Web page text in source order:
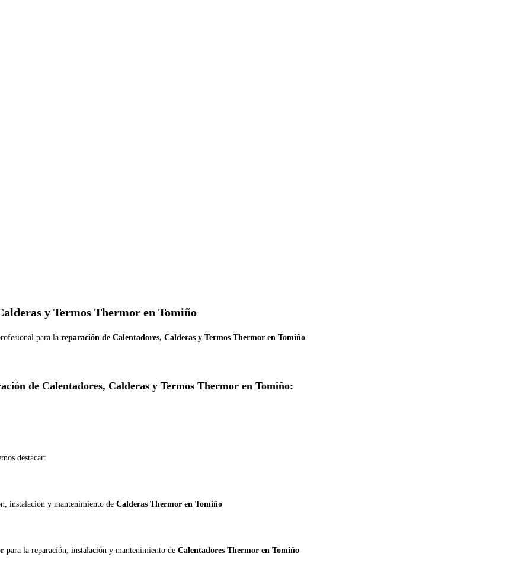
y Termos Thermor en Tomiño
para la reparación de Calentadores, Calderas y Termos Thermor en Tomiño.
de Calentadores, Calderas y Termos Thermor en Tomiño:
destacar:
instalación y mantenimiento de Calderas Thermor en Tomiño
para la reparación, instalación y mantenimiento de Calentadores Thermor en Tomiño